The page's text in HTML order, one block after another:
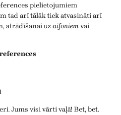
pielietojumiem
tad arī tālāk tiek atvasināti arī
atrādīšanai uzaifoniemvai
Jums visi vārti vaļā! Bet, bet.